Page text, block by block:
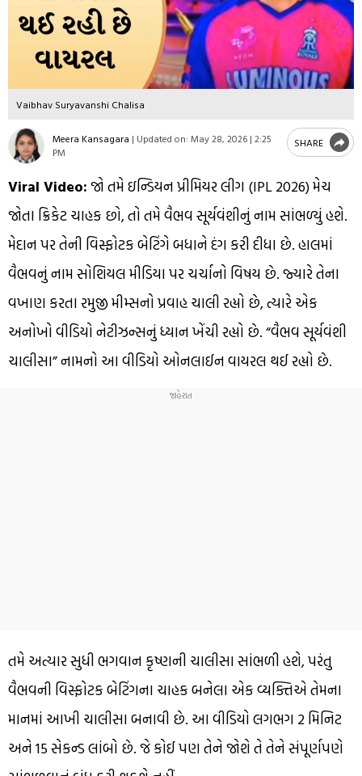
Vaibhav Suryavanshi Chalisa
Meera Kansagara | Updated on: May 28, 2026 | 2:25
PM
SHARE
Viral Video:જો તમે ઇન્ડિયન પ્રીમિયર લીગ (IPL 2026) મેચ
જોતા ક્રિકેટ ચાહક છો, તો તમે વૈભવ સૂર્યવંશીનું નામ સાંભળ્યું હશે.
મેદાન પર તેની વિસ્ફોટક બેટિંગે બધાને દંગ કરી દીધા છે. હાલમાં
વૈભવનું નામ સોશિયલ મીડિયા પર ચર્ચાનો વિષય છે. જ્યારે તેના
વખાણ કરતા રમુજી મીમ્સનો પ્રવાહ ચાલી રહ્યો છે, ત્યારે એક
અનોખો વીડિયો નેટીઝન્સનું ધ્યાન ખેંચી રહ્યો છે. “વૈભવ સૂર્યવંશી
ચાલીસા” નામનો આ વીડિયો ઓનલાઈન વાયરલ થઈ રહ્યો છે.
તમે અત્યાર સુધી ભગવાન કૃષ્ણની ચાલીસા સાંભળી હશે, પરંતુ
વૈભવની વિસ્ફોટક બેટિંગના ચાહક બનેલા એક વ્યક્તિએ તેમના
માનમાં આખી ચાલીસા બનાવી છે. આ વીડિયો લગભગ 2 મિનિટ
અને 15 સેકન્ડ લાંબો છે. જે કોઈ પણ તેને જોશે તે તેને સંપૂર્ણપણે